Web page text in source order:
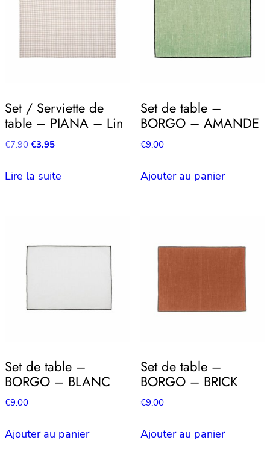
Set / Serviette de
table – PIANA – Lin
€7.90Le
initial
€3.95Le
actuel
Lire la suite
Set de table –
BORGO – AMANDE
€9.00
Ajouter au panier
Set de table –
BORGO – BLANC
€9.00
Ajouter au panier
Set de table –
BORGO – BRICK
€9.00
Ajouter au panier